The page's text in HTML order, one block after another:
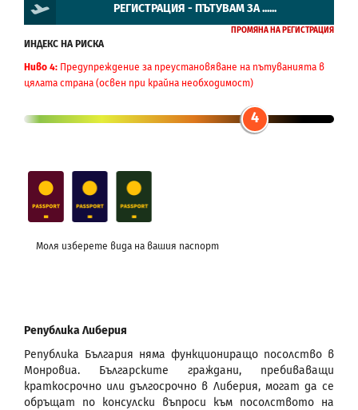
РЕГИСТРАЦИЯ - ПЪТУВАМ ЗА ......
ПРОМЯНА НА РЕГИСТРАЦИЯ
ИНДЕКС НА РИСКА
Ниво 4: Предупреждение за преустановяване на пътуванията в
цялата страна (освен при крайна необходимост)
4
Моля изберете вида на вашия паспорт
Република Либерия
Република България няма функциониращо посолство в
Монровиа. Българските граждани, пребиваващи
краткосрочно или дългосрочно в Либерия, могат да се
обръщат по консулски въпроси към посолството на